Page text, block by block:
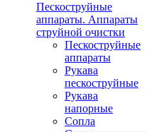
Пескоструйные
аппараты. Аппараты
струйной очистки
Пескоструйные
аппараты
Рукава
пескоструйные
Рукава
напорные
Сопла